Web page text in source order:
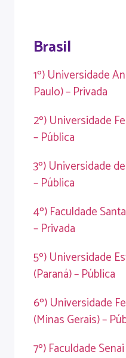
Brasil
1º) Universidade
Paulo) – Privada
2º) Universidade
– Pública
3º) Universidade
– Pública
4º) Faculdade
– Privada
5º) Universidade
(Paraná) – Pública
6º) Universidade
(Minas Gerais) –
7º) Faculdade